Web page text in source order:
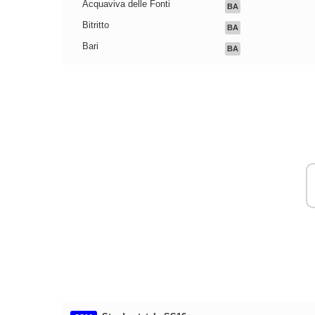
Acquaviva delle Fonti BA
Bitritto BA
Bari BA